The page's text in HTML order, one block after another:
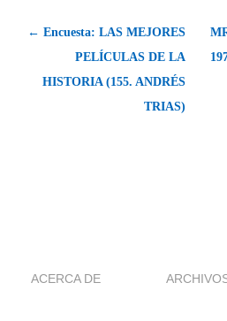
← Encuesta: LAS MEJORES
PELÍCULAS DE LA
HISTORIA (155. ANDRÉS
TRIAS)
ACERCA DE